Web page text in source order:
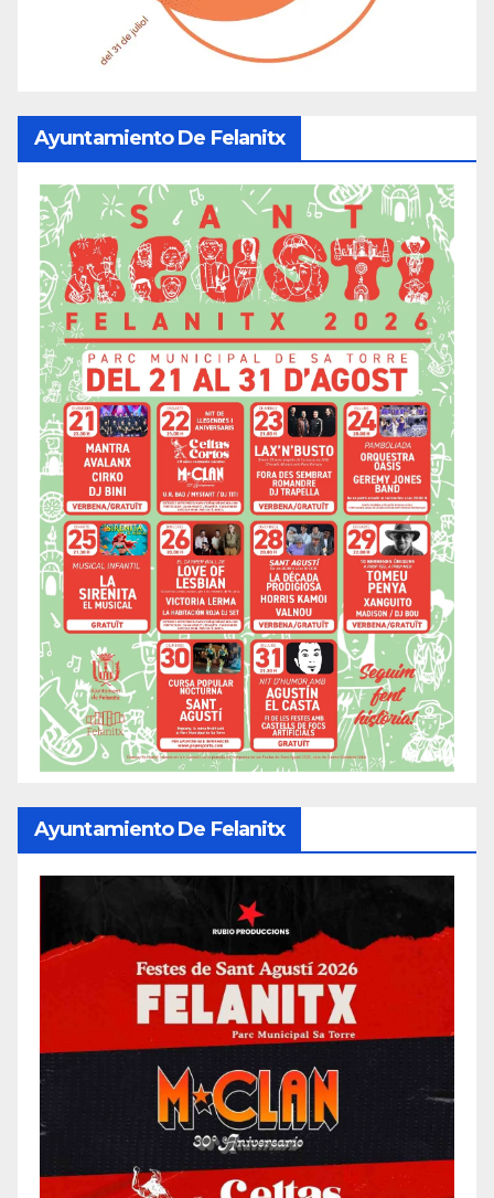
Ayuntamiento De Felanitx
Ayuntamiento De Felanitx